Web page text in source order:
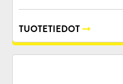
TUOTETIEDOT